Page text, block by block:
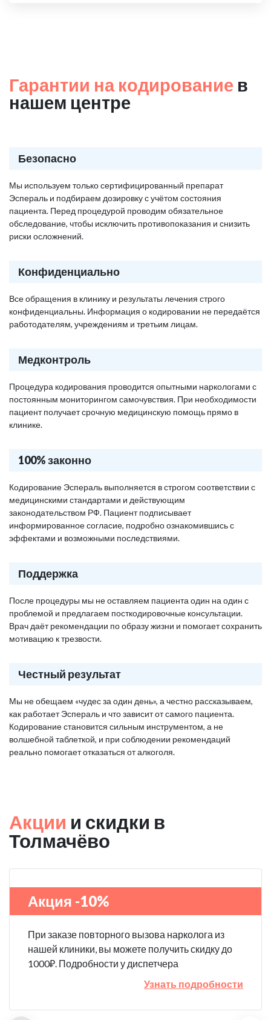
Гарантии на кодирование в
нашем центре
Безопасно
Мы используем только сертифицированный препарат
Эспераль и подбираем дозировку с учётом состояния
пациента. Перед процедурой проводим обязательное
обследование, чтобы исключить противопоказания и снизить
риски осложнений.
Конфиденциально
Все обращения в клинику и результаты лечения строго
конфиденциальны. Информация о кодировании не передаётся
работодателям, учреждениям и третьим лицам.
Медконтроль
Процедура кодирования проводится опытными наркологами с
постоянным мониторингом самочувствия. При необходимости
пациент получает срочную медицинскую помощь прямо в
клинике.
100% законно
Кодирование Эспераль выполняется в строгом соответствии с
медицинскими стандартами и действующим
законодательством РФ. Пациент подписывает
информированное согласие, подробно ознакомившись с
эффектами и возможными последствиями.
Поддержка
После процедуры мы не оставляем пациента один на один с
проблемой и предлагаем посткодировочные консультации.
Врач даёт рекомендации по образу жизни и помогает сохранить
мотивацию к трезвости.
Честный результат
Мы не обещаем «чудес за один день», а честно рассказываем,
как работает Эспераль и что зависит от самого пациента.
Кодирование становится сильным инструментом, а не
волшебной таблеткой, и при соблюдении рекомендаций
реально помогает отказаться от алкоголя.
Акции и скидки в
Толмачёво
Акция -10%
При заказе повторного вызова нарколога из
нашей клиники, вы можете получить скидку до
1000₽. Подробности у диспетчера
Узнать подробности